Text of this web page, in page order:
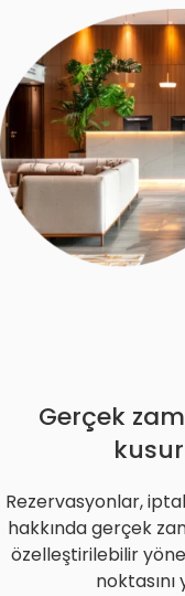
Gerçek
Rezervasyonlar,
hakkında gerçek
özelleştirilebilir